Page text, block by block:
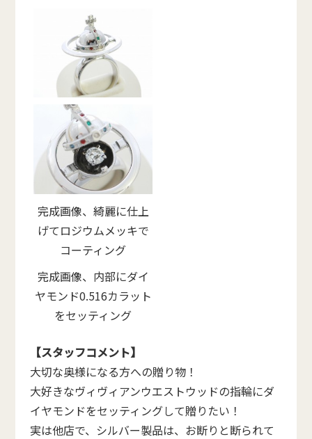
完成画像、綺麗に仕上
げてロジウムメッキで
コーティング
完成画像、内部にダイ
ヤモンド0.516カラット
をセッティング
【スタッフコメント】
大切な奥様になる方への贈り物！
大好きなヴィヴィアンウエストウッドの指輪にダ
イヤモンドをセッティングして贈りたい！
実は他店で、シルバー製品は、お断りと断られて